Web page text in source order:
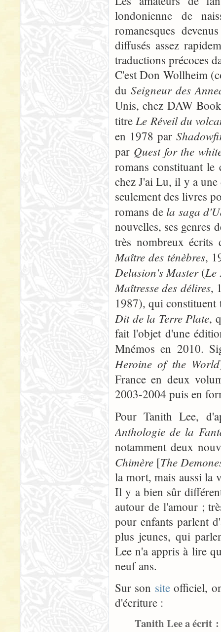
londonienne de
romanesques
diffusés assez
traductions précoces
C'est Don Wollheim
duSeigneur des
Unis, chez DAW
titre Le Réveil du
en 1978 par
par Quest for the
romans constituant
chez J'ai Lu, il y a une
seulement des livres
romans de la saga
nouvelles, ses genres
très nombreux
Maître des ténèbres,
Delusion's Master(Le
Maîtresse des délires,
1987), qui constituent
Dit de la Terre Plate,
fait l'objet d'une
Mnémos en 2010.
Heroine of the World
France en deux
2003-2004 puis en
Pour Tanith Lee,
Anthologie de la
notamment deux
Chimère [The
la mort, mais aussi la
Il y a bien sûr
autour de l'amour ;
pour enfants parlent
plus jeunes, qui
Lee n'a appris à lire
neuf ans.
Sur son siteofficiel,
d'écriture :
Tanith Lee a écrit :